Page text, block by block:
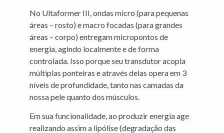
No Ultaformer III, ondas micro (para pequenas
áreas – rosto) e macro focadas (para grandes
áreas – corpo) entregam micropontos de
energia, agindo localmente e de forma
controlada. Isso porque seu transdutor acopla
múltiplas ponteiras e através delas opera em 3
níveis de profundidade, tanto nas camadas da
nossa pele quanto dos músculos.
Em sua funcionalidade, ao produzir energia age
realizando assim a lipólise (degradação das